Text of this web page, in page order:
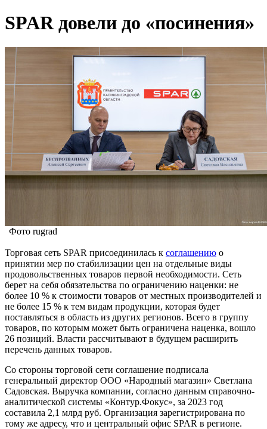
SPAR довели до «посинения»
Фото rugrad
Торговая сеть SPAR присоединилась к соглашению о
принятии мер по стабилизации цен на отдельные виды
продовольственных товаров первой необходимости. Сеть
берет на себя обязательства по ограничению наценки: не
более 10 % к стоимости товаров от местных производителей и
не более 15 % к тем видам продукции, которая будет
поставляться в область из других регионов. Всего в группу
товаров, по которым может быть ограничена наценка, вошло
26 позиций. Власти рассчитывают в будущем расширить
перечень данных товаров.
Со стороны торговой сети соглашение подписала
генеральный директор ООО «Народный магазин» Светлана
Садовская. Выручка компании, согласно данным справочно-
аналитической системы «Контур.Фокус», за 2023 год
составила 2,1 млрд руб. Организация зарегистрирована по
тому же адресу, что и центральный офис SPAR в регионе.